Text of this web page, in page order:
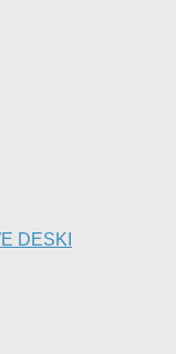
DESKI